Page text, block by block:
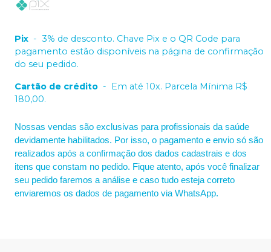
Pix - 3% de desconto. Chave Pix e o QR Code para
pagamento estão disponíveis na página de confirmação
do seu pedido.
Cartão de crédito - Em até 10x. Parcela Mínima R$
180,00.
Nossas vendas são exclusivas para profissionais da saúde
devidamente habilitados. Por isso, o pagamento e envio só são
realizados após a confirmação dos dados cadastrais e dos
itens que constam no pedido. Fique atento, após você finalizar
seu pedido faremos a análise e caso tudo esteja correto
enviaremos os dados de pagamento via WhatsApp.